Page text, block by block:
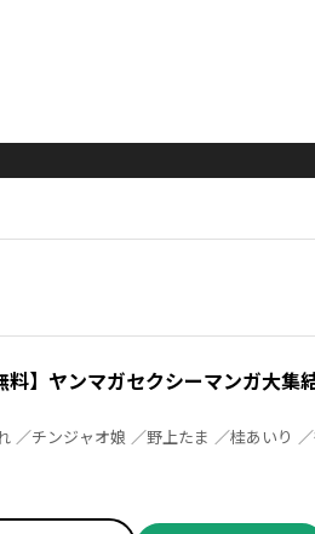
料】ヤンマガセクシーマンガ大
それる ／ブラ